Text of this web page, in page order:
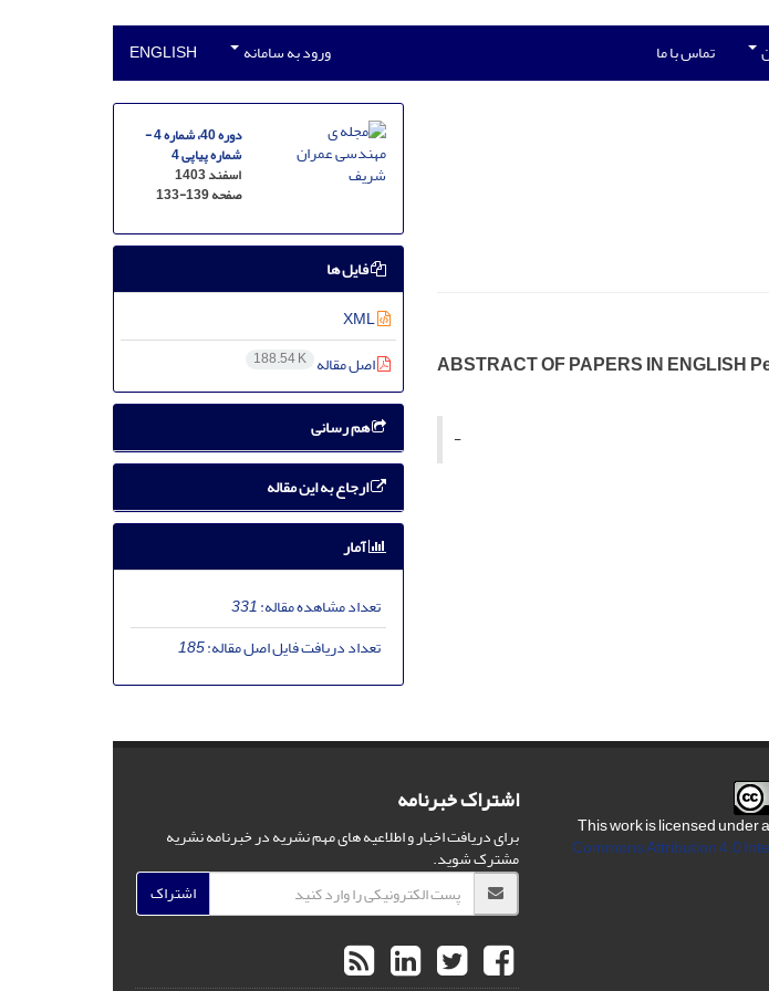
تماس با ما ورود به سامانه ENGLISH
ABSTRACT OF PAPERS IN ENGLISH
-
دوره 40، شماره 4 -
شماره پیاپی 4
اسفند 1403
صفحه133-139
فایل ها
XML
اصل مقاله 188.54 K
هم رسانی
ارجاع به این مقاله
آمار
تعداد مشاهده مقاله:331
تعداد دریافت فایل اصل مقاله:185
This work is licensed under a
Commons Attribution 4.0
اشتراک خبرنامه
برای دریافت اخبار و اطلاعیه های مهم نشریه در خبرنامه نشریه
مشترک شوید.
اشتراک